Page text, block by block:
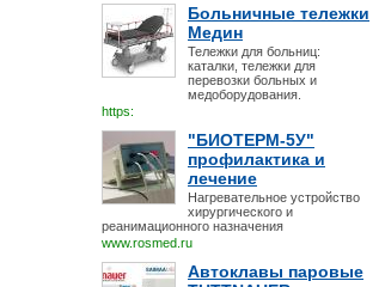
Больничные тележки
Медин
Тележки для больниц:
каталки, тележки для
перевозки больных и
медоборудования.
https:
"БИОТЕРМ-5У"
профилактика и
лечение
Нагревательное устройство
хирургического и
реанимационного назначения
www.rosmed.ru
Автоклавы паровые